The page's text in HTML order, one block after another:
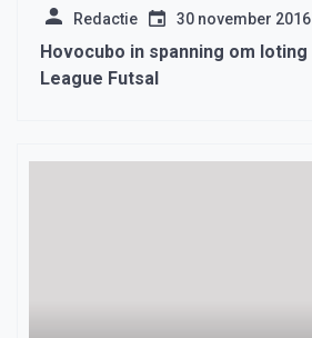
Redactie 30 november 2016
Hovocubo in spanning om loting
League Futsal